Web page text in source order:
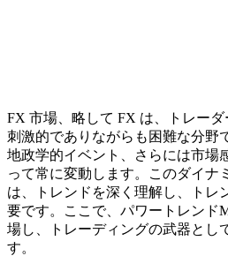
FX 市場、略して FX は、トレー
刺激的でありながらも困難な分野
地政学的イベント、さらには市場
って常に変動します。このダイナ
は、トレンドを深く理解し、トレ
要です。ここで、パワートレンド
場し、トレーディングの武器とし
す。